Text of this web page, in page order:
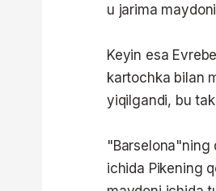
u jarima
Keyin esa
kartochka bilan
yiqilgandi, bu
ichida Pikening